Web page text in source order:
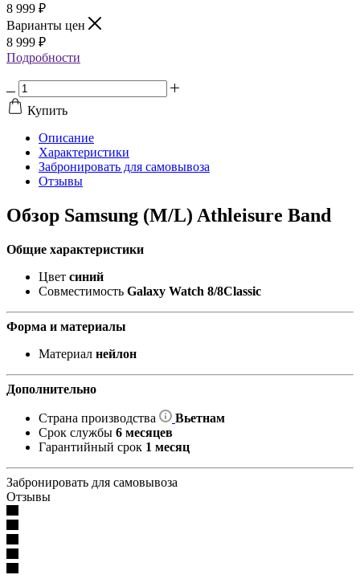
8 999 ₽
Варианты цен
8 999 ₽
Подробности
Купить
Описание
Характеристики
Забронировать для самовывоза
Отзывы
Обзор Samsung (M/L) Athleisure Band
Общие характеристики
Цвет синий
Совместимость Galaxy Watch 8/8Classic
Форма и материалы
Материал нейлон
Дополнительно
Страна производства
Вьетнам
Срок службы 6 месяцев
Гарантийный срок 1 месяц
Забронировать для самовывоза
Отзывы